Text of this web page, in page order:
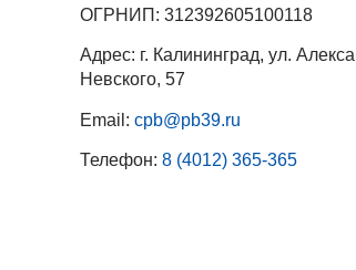
ОГРНИП: 312392605100118
Адрес: г. Калининград, ул.
Невского, 57
Email: cpb@pb39.ru
Телефон: 8 (4012) 365-365